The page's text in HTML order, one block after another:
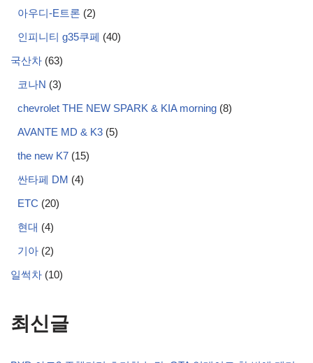
아우디-E트론 (2)
인피니티 g35쿠페 (40)
국산차 (63)
코나N (3)
chevrolet THE NEW SPARK & KIA morning (8)
AVANTE MD & K3 (5)
the new K7 (15)
싼타페 DM (4)
ETC (20)
현대 (4)
기아 (2)
일썩차 (10)
최신글